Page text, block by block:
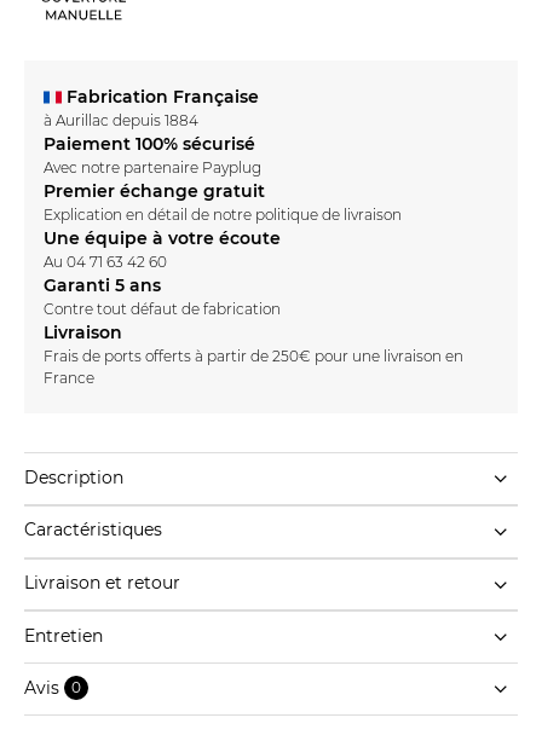
Fabrication Française
à Aurillac depuis 1884
Paiement 100% sécurisé
Avec notre partenaire Payplug
Premier échange gratuit
Explication en détail de notre politique de livraison
Une équipe à votre écoute
Au 04 71 63 42 60
Garanti 5 ans
Contre tout défaut de fabrication
Livraison
Frais de ports offerts à partir de 250€ pour une livraison en
France
Description
Caractéristiques
Livraison et retour
Entretien
Avis 0